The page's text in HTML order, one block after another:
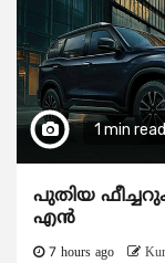
1 min read
പുതിയ
എൻ
7 hours ago